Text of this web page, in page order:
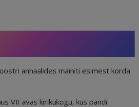
annaalides mainiti esimest korda
VII avas kirikukogu, kus pandi